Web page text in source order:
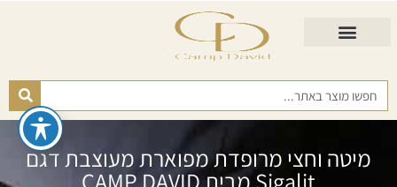
מיטה וחצי מרופדת מפוארת מעוצבת דגם
Sigalit מבית CAMP DAVID